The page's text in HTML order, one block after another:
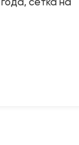
сетка на